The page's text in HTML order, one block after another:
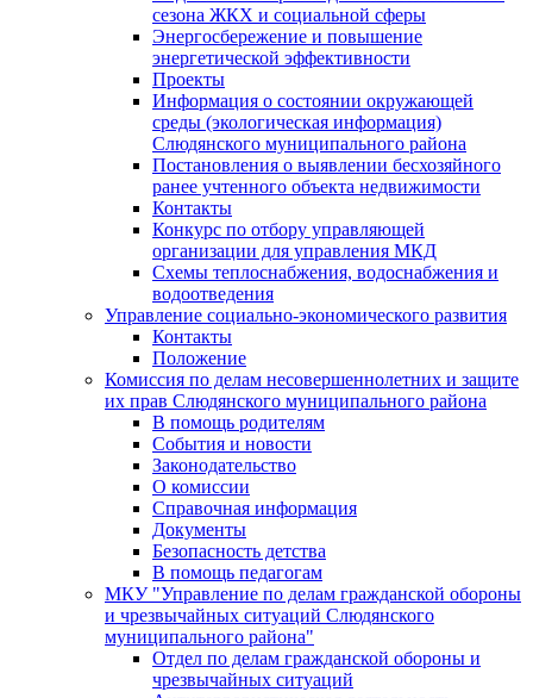
сезона ЖКХ и социальной сферы
Энергосбережение и повышение
энергетической эффективности
Проекты
Информация о состоянии окружающей
среды (экологическая информация)
Слюдянского муниципального района
Постановления о выявлении бесхозяйного
ранее учтенного объекта недвижимости
Контакты
Конкурс по отбору управляющей
организации для управления МКД
Схемы теплоснабжения, водоснабжения и
водоотведения
Управление социально-экономического развития
Контакты
Положение
Комиссия по делам несовершеннолетних и защите
их прав Слюдянского муниципального района
В помощь родителям
События и новости
Законодательство
О комиссии
Справочная информация
Документы
Безопасность детства
В помощь педагогам
МКУ "Управление по делам гражданской обороны
и чрезвычайных ситуаций Слюдянского
муниципального района"
Отдел по делам гражданской обороны и
чрезвычайных ситуаций